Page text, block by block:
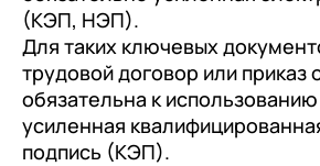
(КЭП, НЭП).
Для таких ключевых
трудовой договор или приказ
обязательна к
усиленная
подпись (КЭП).